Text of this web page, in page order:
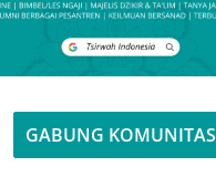
GABUNG KOMUNITAS